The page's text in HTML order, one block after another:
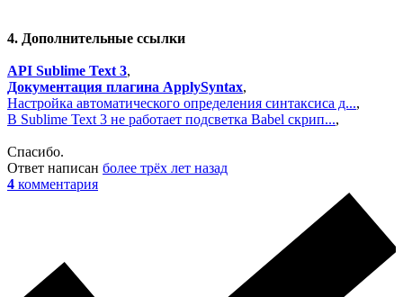
4. Дополнительные ссылки
API Sublime Text 3,
Документация плагина ApplySyntax,
Настройка автоматического определения синтаксиса д...,
В Sublime Text 3 не работает подсветка Babel скрип...,
Спасибо.
Ответ написан более трёх лет назад
4 комментария